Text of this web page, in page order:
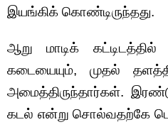
இயங்கிக் கொண்டிருந்தது.
ஆறு மாடிக்
கடையையும், முதல்
அமைத்திருந்தார்கள்.
கடல் என்று சொல்வதற்கே